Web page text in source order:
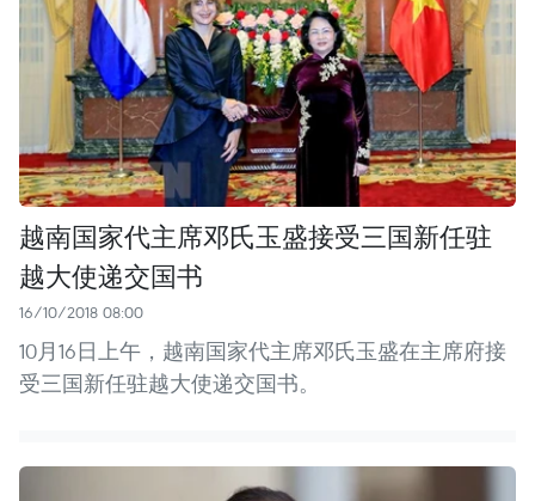
越南国家代主席邓氏玉盛接受三国新任驻
越大使递交国书
16/10/2018 08:00
10月16日上午，越南国家代主席邓氏玉盛在主席府接
受三国新任驻越大使递交国书。